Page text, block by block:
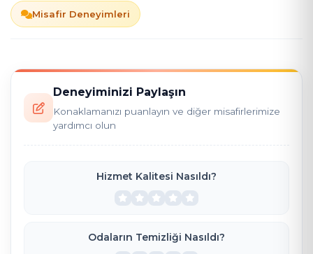
Misafir Deneyimleri
Deneyiminizi Paylaşın
Konaklamanızı puanlayın ve diğer misafirlerimize
yardımcı olun
Hizmet Kalitesi Nasıldı?
Odaların Temizliği Nasıldı?